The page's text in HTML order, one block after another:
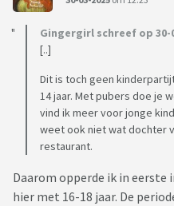
Gingergirl schreef op 30-
[..]
Dit is toch geen
14 jaar. Met pubers doe je
vind ik meer voor jonge
weet ook niet wat dochter
restaurant.
Daarom opperde ik in eerste
hier met 16-18 jaar. De